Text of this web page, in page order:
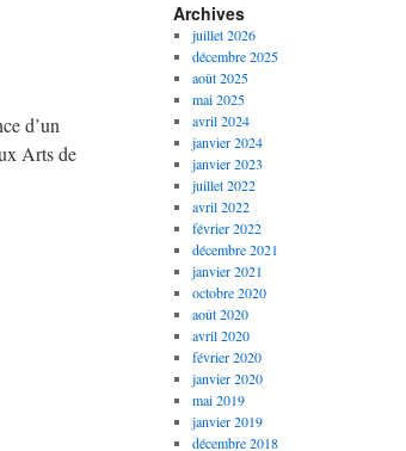
d’un
Arts de
Archives
juillet 2026
décembre 2025
août 2025
mai 2025
avril 2024
janvier 2024
janvier 2023
juillet 2022
avril 2022
février 2022
décembre 2021
janvier 2021
octobre 2020
août 2020
avril 2020
février 2020
janvier 2020
mai 2019
janvier 2019
décembre 2018